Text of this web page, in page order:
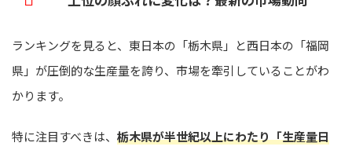
ランキングを見ると、東日本の「栃木県」と西日本の「福岡
県」が圧倒的な生産量を誇り、市場を牽引していることがわ
かります。
特に注目すべきは、 栃木県が半世紀以上にわたり「生産量日